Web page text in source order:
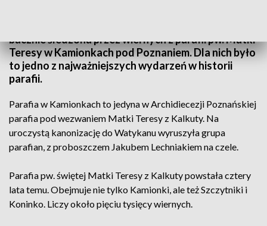
bacznie śledzona przez wiernych z parafii pw. Matki
Teresy w Kamionkach pod Poznaniem. Dla nich było
to jedno z najważniejszych wydarzeń w historii
parafii.
Parafia w Kamionkach to jedyna w Archidiecezji Poznańskiej
parafia pod wezwaniem Matki Teresy z Kalkuty. Na
uroczystą kanonizację do Watykanu wyruszyła grupa
parafian, z proboszczem Jakubem Lechniakiem na czele.
Parafia pw. świętej Matki Teresy z Kalkuty powstała cztery
lata temu. Obejmuje nie tylko Kamionki, ale też Szczytniki i
Koninko. Liczy około pięciu tysięcy wiernych.